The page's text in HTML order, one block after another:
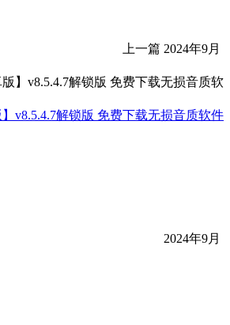
上一篇 2024年9月
】v8.5.4.7解锁版 免费下载无损音质软件
2024年9月